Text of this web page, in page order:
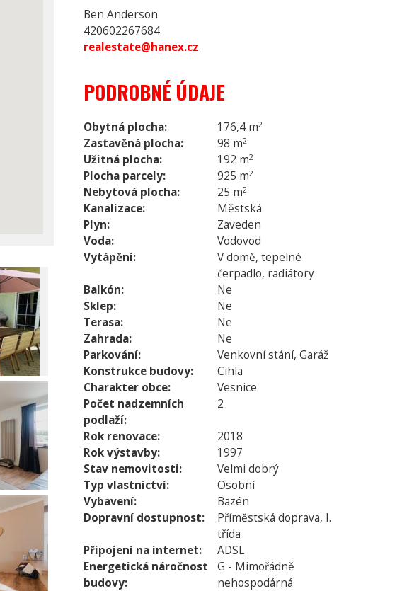
Ben Anderson
420602267684
realestate@hanex.cz
PODROBNÉ ÚDAJE
Obytná plocha: 176,4 m2
Zastavěná plocha: 98 m2
Užitná plocha: 192 m2
Plocha parcely: 925 m2
Nebytová plocha: 25 m2
Kanalizace:
Městská
Plyn:
Zaveden
Voda:
Vodovod
Vytápění:
V domě, tepelné
čerpadlo, radiátory
Balkón:
Ne
Sklep:
Ne
Terasa:
Ne
Zahrada:
Ne
Parkování:
Venkovní stání, Garáž
Konstrukce budovy:
Cihla
Charakter obce:
Vesnice
Počet nadzemních
podlaží:
2
Rok renovace:
2018
Rok výstavby:
1997
Stav nemovitosti:
Velmi dobrý
Typ vlastnictví:
Osobní
Vybavení:
Bazén
Dopravní dostupnost:
Příměstská doprava, I.
třída
Připojení na internet:
ADSL
Energetická náročnost
budovy:
G - Mimořádně
nehospodárná